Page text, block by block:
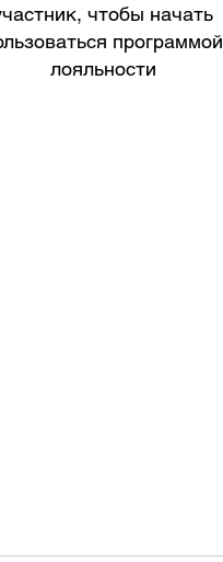
чтобы начать
программой
лояльности